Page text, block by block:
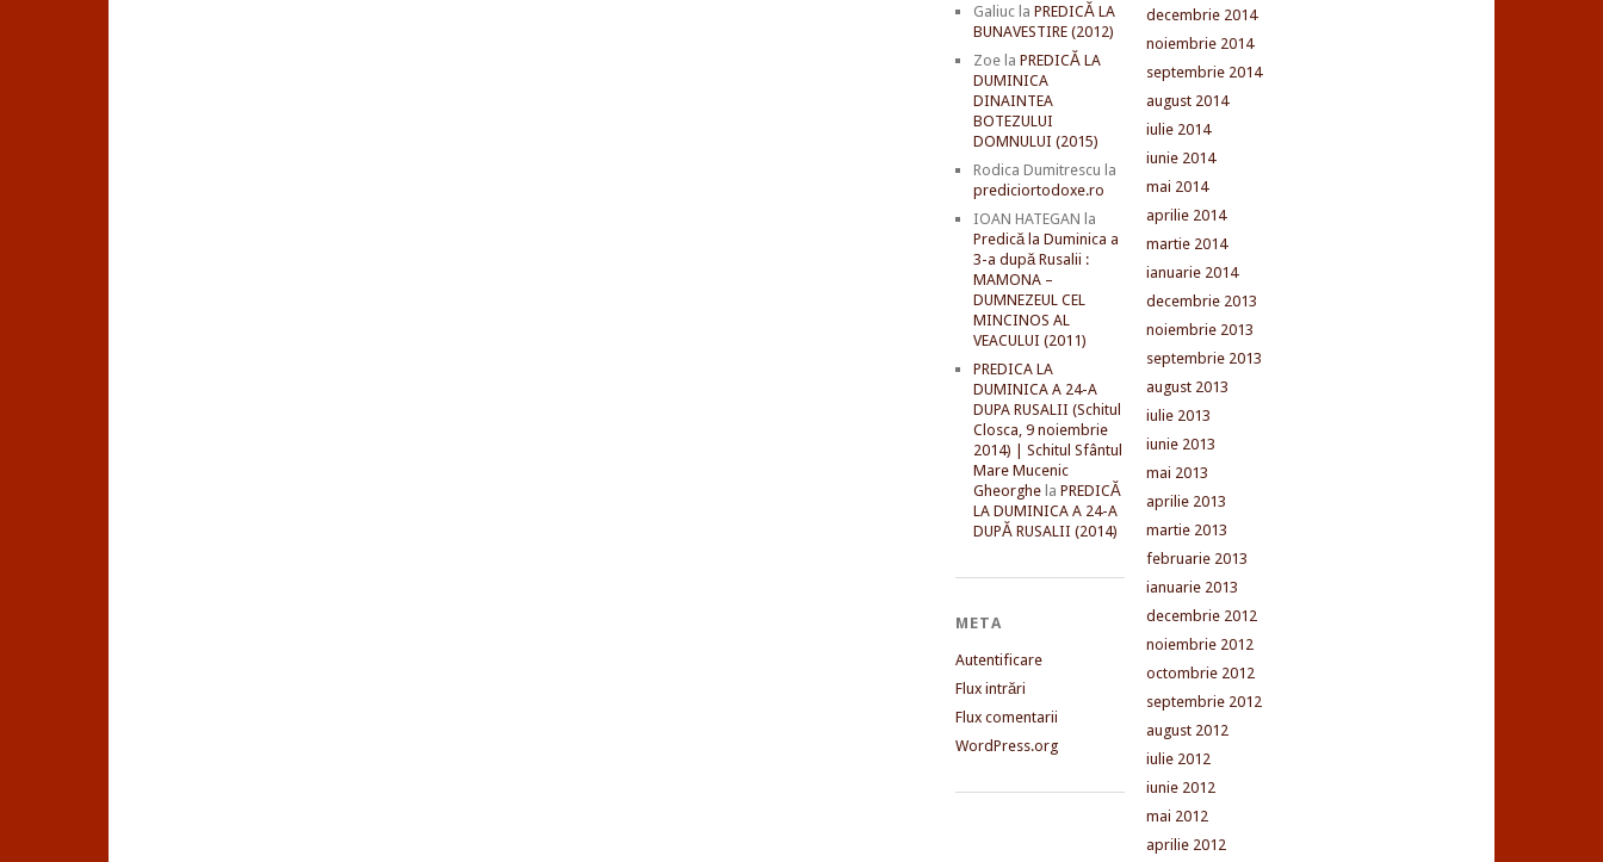
Galiucla PREDICĂ LA
BUNAVESTIRE (2012)
Zoela PREDICĂ LA
DUMINICA
DINAINTEA
BOTEZULUI
DOMNULUI (2015)
Rodica Dumitrescu la
prediciortodoxe.ro
IOAN HATEGAN la
Predică la Duminica a
3-a după Rusalii :
MAMONA –
DUMNEZEUL CEL
MINCINOS AL
VEACULUI (2011)
PREDICA LA
DUMINICA A 24-A
DUPA RUSALII (Schitul
Closca, 9 noiembrie
2014) | Schitul Sfântul
Mare Mucenic
Gheorghela PREDICĂ
LA DUMINICA A 24-A
DUPĂ RUSALII (2014)
META
Autentificare
Flux intrări
Flux comentarii
WordPress.org
decembrie 2014
noiembrie 2014
septembrie 2014
august 2014
iulie 2014
iunie 2014
mai 2014
aprilie 2014
martie 2014
ianuarie 2014
decembrie 2013
noiembrie 2013
septembrie 2013
august 2013
iulie 2013
iunie 2013
mai 2013
aprilie 2013
martie 2013
februarie 2013
ianuarie 2013
decembrie 2012
noiembrie 2012
octombrie 2012
septembrie 2012
august 2012
iulie 2012
iunie 2012
mai 2012
aprilie 2012